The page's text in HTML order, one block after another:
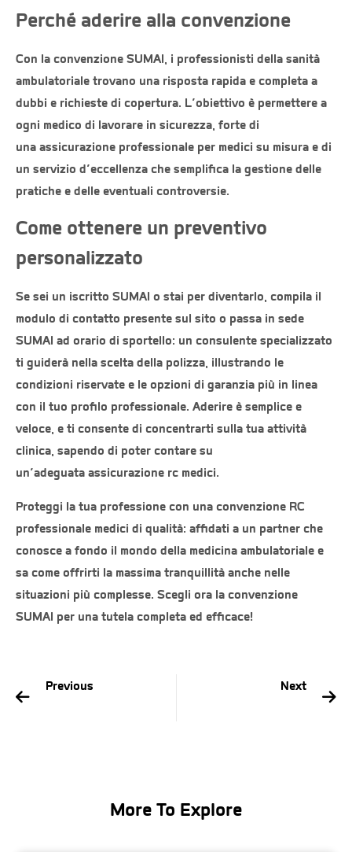
Perché aderire alla convenzione
Con la convenzione SUMAI, i professionisti della sanità
ambulatoriale trovano una risposta rapida e completa a
dubbi e richieste di copertura. L’obiettivo è permettere a
ogni medico di lavorare in sicurezza, forte di
una assicurazione professionale per medici su misura e di
un servizio d’eccellenza che semplifica la gestione delle
pratiche e delle eventuali controversie.
Come ottenere un preventivo
personalizzato
Se sei un iscritto SUMAI o stai per diventarlo, compila il
modulo di contatto presente sul sito o passa in sede
SUMAI ad orario di sportello: un consulente specializzato
ti guiderà nella scelta della polizza, illustrando le
condizioni riservate e le opzioni di garanzia più in linea
con il tuo profilo professionale. Aderire è semplice e
veloce, e ti consente di concentrarti sulla tua attività
clinica, sapendo di poter contare su
un’adeguata assicurazione rc medici.
Proteggi la tua professione con una convenzione RC
professionale medici di qualità: affidati a un partner che
conosce a fondo il mondo della medicina ambulatoriale e
sa come offrirti la massima tranquillità anche nelle
situazioni più complesse. Scegli ora la convenzione
SUMAI per una tutela completa ed efficace!
Previous
Next
More To Explore